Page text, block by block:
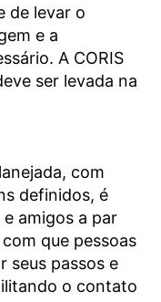
de levar o
e a
A CORIS
ser levada na
com
definidos, é
amigos a par
que pessoas
seus passos e
o contato